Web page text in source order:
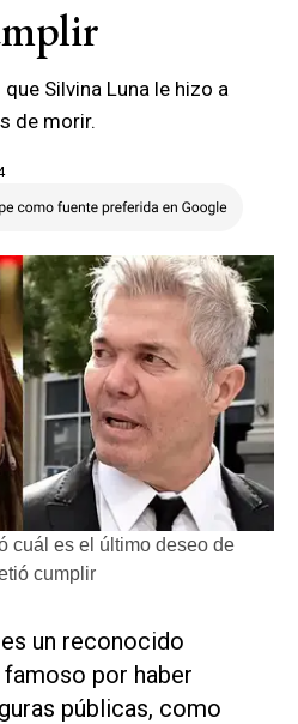
Silvina Luna le hizo a
de morir.
cuál es el último deseo de
cumplir
es un reconocido
por haber
públicas, como